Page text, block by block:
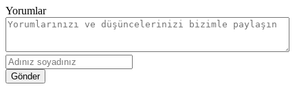
Yorumlar
Gönder